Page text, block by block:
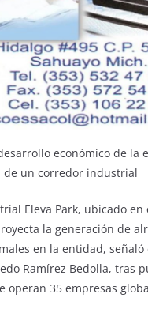
económico de la
de un corredor industrial
Eleva Park, ubicado
la generación de
en la entidad, señaló
Ramírez Bedolla, tras
operan 35 empresas